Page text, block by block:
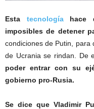
Esta tecnologíahace
imposibles de detener
condiciones de Putin, para
de Ucrania se rindan. De
poder entrar con su
gobierno pro-Rusia.
Se dice que Vladimir